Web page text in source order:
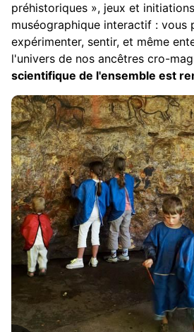
préhistoriques », jeux et
muséographique interactif : vous
expérimenter, sentir, et même
l'univers de nos ancêtres cro-
scientifique de l'ensemble est